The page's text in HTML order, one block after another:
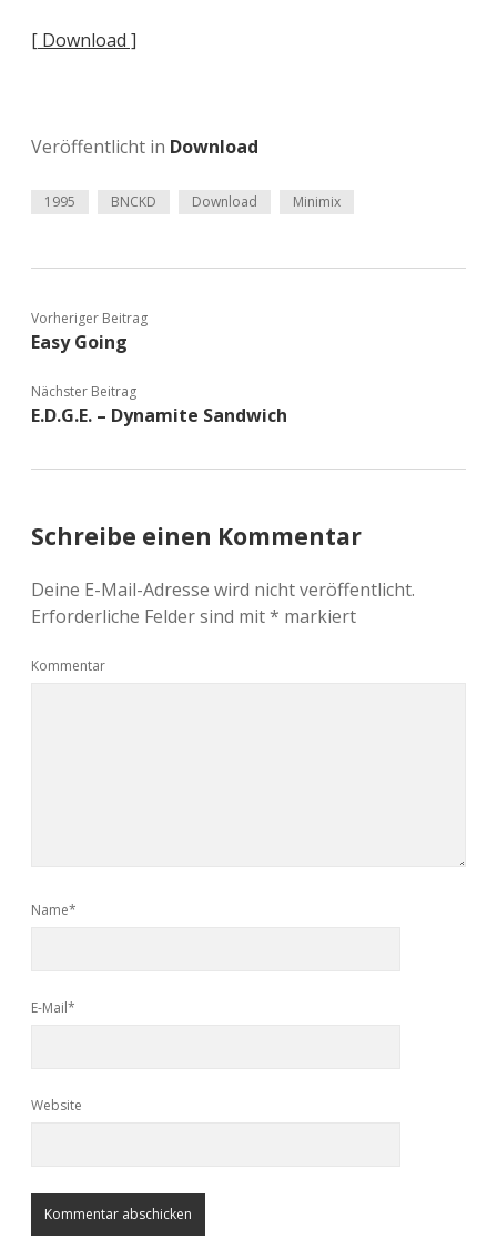
[ Download ]
Veröffentlicht in Download
1995 BNCKD Download Minimix
Vorheriger Beitrag
Easy Going
Nächster Beitrag
E.D.G.E. – Dynamite Sandwich
Schreibe einen Kommentar
Deine E-Mail-Adresse wird nicht veröffentlicht.
Erforderliche Felder sind mit* markiert
Kommentar
Name*
E-Mail*
Website